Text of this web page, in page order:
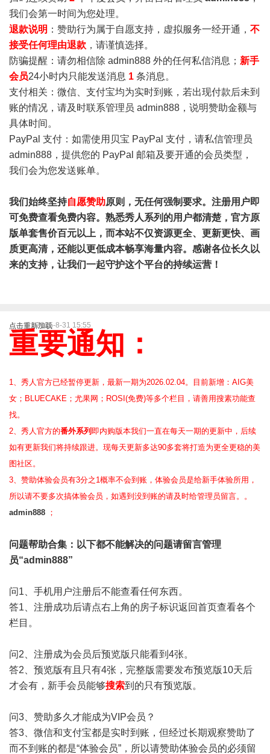
我们会第一时间为您处理。
退款说明 ：赞助行为属于自愿支持，虚拟服务一经开通， 不
接受任何理由退款 ，请谨慎选择。
防骗提醒：请勿相信除 admin888 外的任何私信消息； 新手
会员24小时内只能发送消息 1 条消息。
支付相关：微信、支付宝均为实时到账，若出现付款后未到
账的情况，请及时联系管理员 admin888，说明赞助金额与
具体时间。
PayPal 支付：如需使用贝宝 PayPal 支付，请私信管理员
admin888，提供您的 PayPal 邮箱及要开通的会员类型，
我们会为您发送账单。
我们始终坚持自愿赞助原则，无任何强制要求。注册用户即
可免费查看免费内容。熟悉秀人系列的用户都清楚，官方原
版单套售价百元以上，而本站不仅资源更全、更新更快、画
质更高清，还能以更低成本畅享海量内容。感谢各位长久以
来的支持，让我们一起守护这个平台的持续运营！
点击重新加载2025-8-31 15:55
重要通知：
1、秀人官方已经暂停更新，最新一期为2026.02.04。目前新增：AIG美
女；BLUECAKE；尤果网；ROSI(免费)等多个栏目，请善用搜素功能查
找。
2、 秀人官方的番外系列 即内购版本我们一直在每天一期的更新中，后续
如有更新我们将持续跟进。现每天更新多达90多套将打造为更全更稳的美
图社区。
3、赞助体验会员有3分之1概率不会到账，体验会员是给新手体验所用，
所以请不要多次搞体验会员，如遇到没到账的请及时给管理员留言。。
admin888 ；
问题帮助合集 ：以下都不能解决的问题请留言管理
员“admin888”
问1、手机用户注册后不能查看任何东西。
答1、注册成功后请点右上角的房子标识返回首页查看各个
栏目。
问2、注册成为会员后预览版只能看到4张。
答2、预览版有且只有4张，完整版需要发布预览版10天后
才会有，新手会员能够搜索到的只有预览版。
问3、赞助多久才能成为VIP会员？
答3、微信和支付宝都是实时到账，但经过长期观察赞助了
而不到账的都是“体验会员”，所以请赞助体验会员的必须留